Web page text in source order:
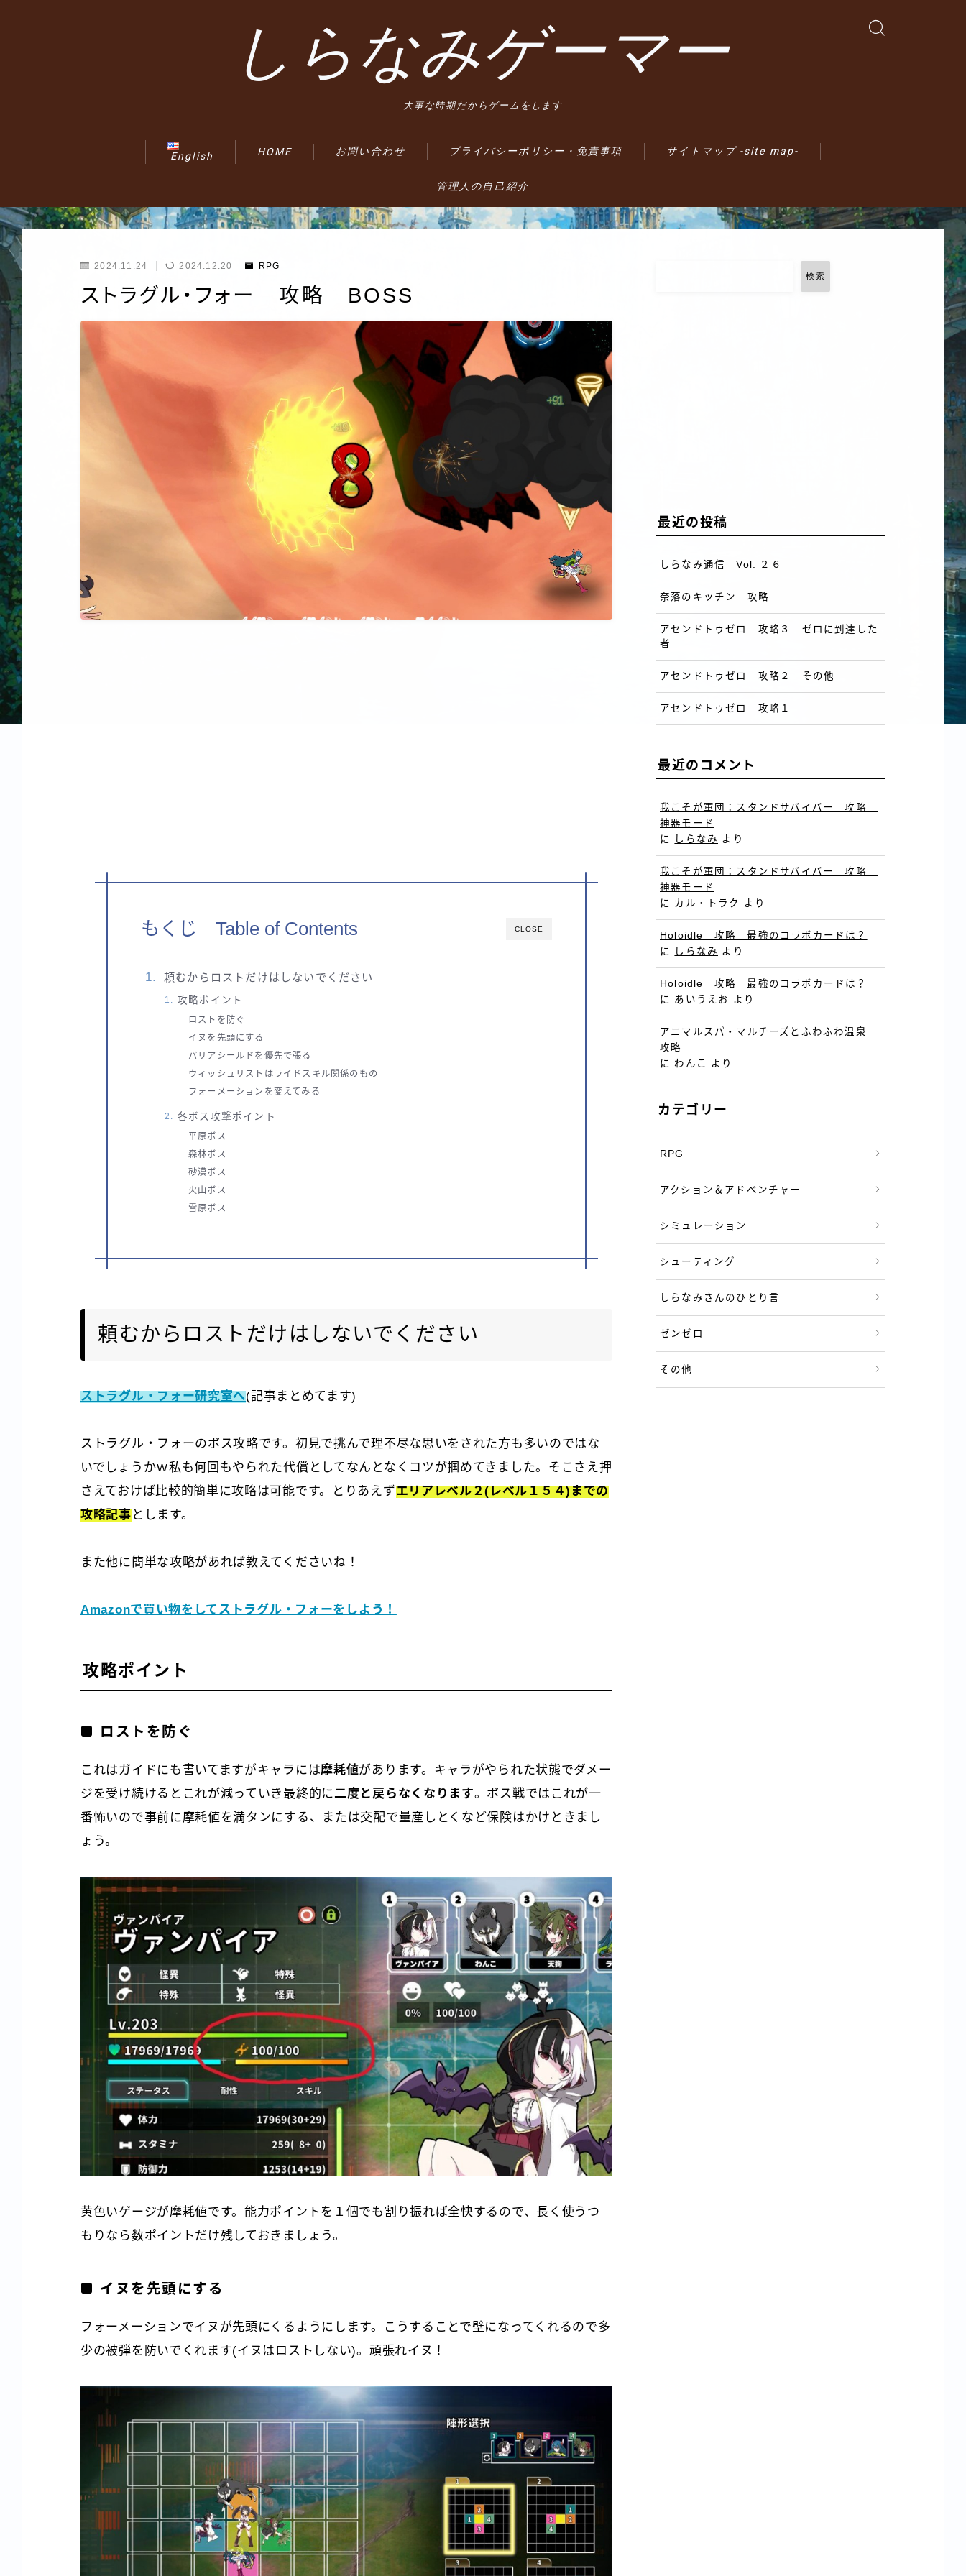
しらなみゲーマー
大事な時期だからゲームをします
English HOME お問い合わせ プライバシーポリシー・免責事項 サイトマップ -site map-
管理人の自己紹介
2024.11.24 2024.12.20 RPG
ストラグル・フォー 攻略 BOSS
CLOSE
もくじ Table of Contents
頼むからロストだけはしないでください
攻略ポイント
ロストを防ぐ
イヌを先頭にする
バリアシールドを優先で張る
ウィッシュリストはライドスキル関係のもの
フォーメーションを変えてみる
各ボス攻撃ポイント
平原ボス
森林ボス
砂漠ボス
火山ボス
雪原ボス
頼むからロストだけはしないでください
ストラグル・フォー研究室へ(記事まとめてます)
ストラグル・フォーのボス攻略です。初見で挑んで理不尽な思いをされた方も多いのではな
いでしょうかｗ私も何回もやられた代償としてなんとなくコツが掴めてきました。そこさえ押
さえておけば比較的簡単に攻略は可能です。とりあえずエリアレベル２(レベル１５４)までの
攻略記事 とします。
また他に簡単な攻略があれば教えてくださいね！
Amazonで買い物をしてストラグル・フォーをしよう！
攻略ポイント
ロストを防ぐ
これはガイドにも書いてますがキャラには摩耗値があります。キャラがやられた状態でダメー
ジを受け続けるとこれが減っていき最終的に二度と戻らなくなります。ボス戦ではこれが一
番怖いので事前に摩耗値を満タンにする、または交配で量産しとくなど保険はかけときまし
ょう。
黄色いゲージが摩耗値です。能力ポイントを１個でも割り振れば全快するので、長く使うつ
もりなら数ポイントだけ残しておきましょう。
イヌを先頭にする
フォーメーションでイヌが先頭にくるようにします。こうすることで壁になってくれるので多
少の被弾を防いでくれます(イヌはロストしない)。頑張れイヌ！
検索
最近の投稿
しらなみ通信 Vol. ２６
奈落のキッチン 攻略
アセンドトゥゼロ 攻略３ ゼロに到達した
者
アセンドトゥゼロ 攻略２ その他
アセンドトゥゼロ 攻略１
最近のコメント
我こそが軍団：スタンドサバイバー 攻略
神器モード
に
しらなみ より
我こそが軍団：スタンドサバイバー 攻略
神器モード
に カル・トラク より
Holoidle 攻略 最強のコラボカードは？
に
しらなみ より
Holoidle 攻略 最強のコラボカードは？
に あいうえお より
アニマルスパ・マルチーズとふわふわ温泉
攻略
にわんこ より
カテゴリー
RPG
アクション＆アドベンチャー
シミュレーション
シューティング
しらなみさんのひとり言
ゼンゼロ
その他